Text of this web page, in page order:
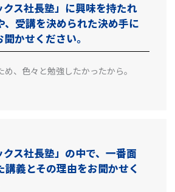
クス社長塾」に興味を持たれ
、受講を決められた決め手に
聞かせください。
、色々と勉強したかったから。
クス社長塾」の中で、一番面
講義とその理由をお聞かせく